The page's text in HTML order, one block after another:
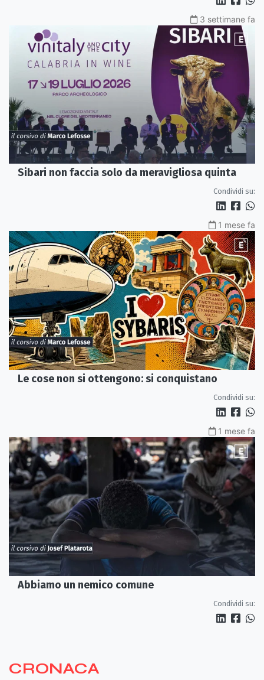
3 settimane fa
Sibari non faccia solo da meravigliosa quinta
Condividi su:
1 mese fa
Le cose non si ottengono: si conquistano
Condividi su:
1 mese fa
Abbiamo un nemico comune
Condividi su:
CRONACA